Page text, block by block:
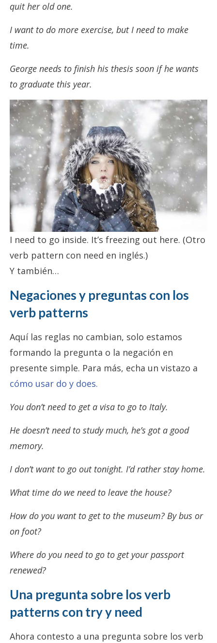
quit her old one.
I want to do more exercise, but I need to make
time.
George needs to finish his thesis soon if he wants
to graduate this year.
I need to go inside. It’s freezing out here. (Otro
verb pattern con need en inglés.)
Y también…
Negaciones y preguntas con los
verb patterns
Aquí las reglas no cambian, solo estamos
formando la pregunta o la negación en
presente simple. Para más, echa un vistazo a
cómo usar do y does.
You don’t need to get a visa to go to Italy.
He doesn’t need to study much, he’s got a good
memory.
I don’t want to go out tonight. I’d rather stay home.
What time do we need to leave the house?
How do you want to get to the museum? By bus or
on foot?
Where do you need to go to get your passport
renewed?
Una pregunta sobre los verb
patterns con try y need
Ahora contesto a una pregunta sobre los verb